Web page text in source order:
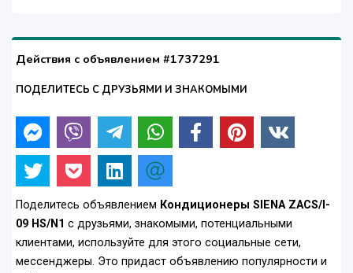
Действия с объявлением #1737291
ПОДЕЛИТЕСЬ С ДРУЗЬЯМИ И ЗНАКОМЫМИ
Поделитесь объявлением Кондиционеры SIENA ZACS/I-
09 HS/N1 с друзьями, знакомыми, потенциальными
клиентами, используйте для этого социальные сети,
мессенджеры. Это придаст объявлению популярности и